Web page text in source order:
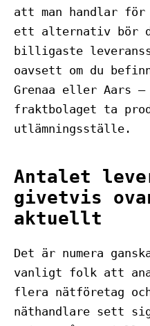
att man handlar för
ett alternativ bör
billigaste
oavsett om du
Grenaa eller Aars
fraktbolaget ta
utlämningsställe.
Antalet
givetvis
aktuellt
Det är numera
vanligt folk att
flera nätföretag
näthandlare sett